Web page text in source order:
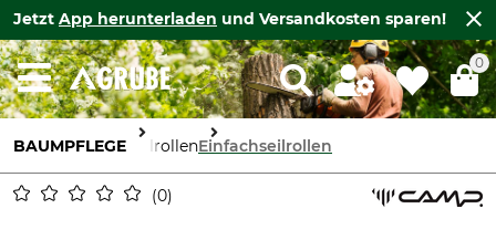
Jetzt App herunterladen und Versandkosten sparen!
0
BAUMPFLEGE SeilrollenEinfachseilrollen
0